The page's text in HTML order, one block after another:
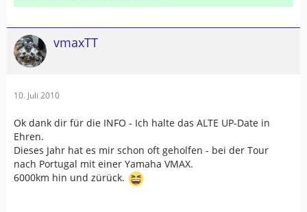
vmaxTT
10. Juli 2010
Ok dank dir für die INFO - Ich halte das ALTE UP-Date in
Ehren.
Dieses Jahr hat es mir schon oft geholfen - bei der Tour
nach Portugal mit einer Yamaha VMAX.
6000km hin und zürück.